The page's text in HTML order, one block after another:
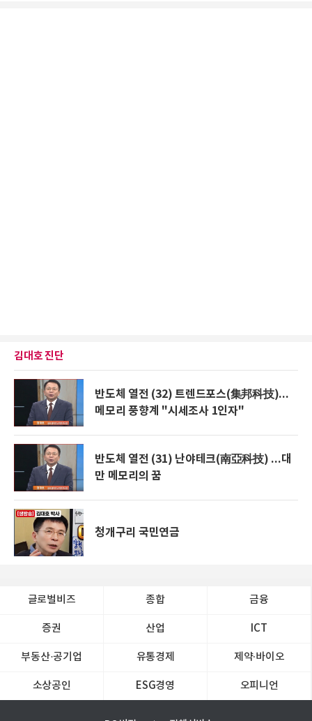
김대호 진단
반도체 열전 (32) 트렌드포스(集邦科技)...
메모리 풍향계 "시세조사 1인자"
반도체 열전 (31) 난야테크(南亞科技) ...대
만 메모리의 꿈
청개구리 국민연금
글로벌비즈 종합 금융
증권 산업 ICT
부동산·공기업 유통경제 제약∙바이오
소상공인 ESG경영 오피니언